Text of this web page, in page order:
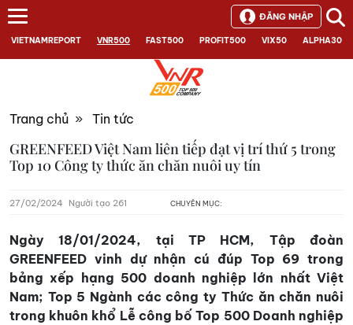
VIETNAMREPORT VNR500 FAST500 PROFIT500 VIX50 ALPHA30
ĐĂNG NHẬP
Trang chủ » Tin tức
GREENFEED Việt Nam liên tiếp đạt vị trí thứ 5 trong
Top 10 Công ty thức ăn chăn nuôi uy tín
27/02/2024 Người tạo 261 CHUYÊN MỤC:
Ngày 18/01/2024, tại TP HCM, Tập đoàn
GREENFEED vinh dự nhận cú đúp Top 69 trong
bảng xếp hạng 500 doanh nghiệp lớn nhất Việt
Nam; Top 5 Ngành các công ty Thức ăn chăn nuôi
trong khuôn khổ Lễ công bố Top 500 Doanh nghiệp